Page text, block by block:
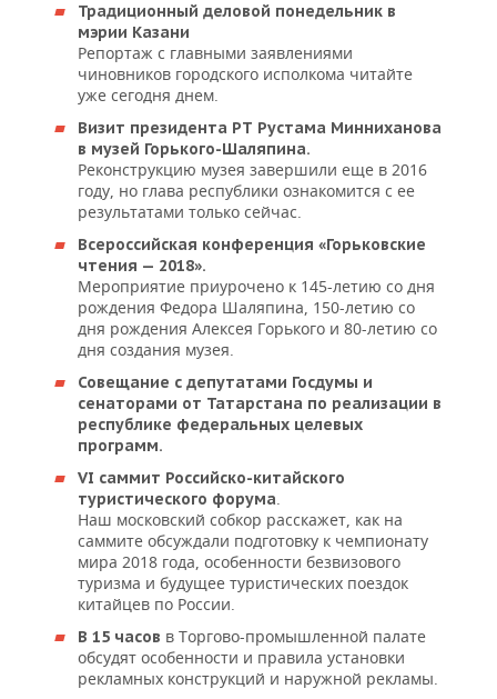
КОМУ ПРИНАДЛЕЖАТ
ТОРГОВЫЕ ЦЕНТРЫ
ТАТАРСТАНА
БЮДЖЕТ
ИНВЕСТИЦИИ
МАШИНОСТРОЕНИЕ
НЕФТЕХИМИЯ
НЕФТЬ
ЭНЕРГЕТИКА
НОВОСТИ АВТО
БИЗНЕС
НОВОСТИ БИЗНЕСА
РОЗНИЧНАЯ ТОРГОВЛЯ
ТРАНСПОРТ
УСЛУГИ
ТЕХНОЛОГИИ
НОВОСТИ ТЕХНОЛОГИЙ
МЕДИА
ТЕЛЕКОММУНИКАЦИИ
МЕРОПРИЯТИЯ
НОВОСТИ МЕРОПРИЯТИЙ
ВЫЕЗДНАЯ РЕДАКЦИЯ
БИЗНЕС-БРАНЧИ
ONLINE-КОНФЕРЕНЦИИ
ОТКРЫТАЯ ЛЕКЦИЯ
СПОРТ
НОВОСТИ СПОРТА
ФУТБОЛ
ХОККЕЙ
БАСКЕТБОЛ
ВОЛЕЙБОЛ
КИБЕРСПОРТ
ФИГУРНОЕ КАТАНИЕ
ВОДНЫЕ ВИДЫ СПОРТА
ХОККЕЙ С МЯЧОМ
ОБЩЕСТВО
НОВОСТИ ОБЩЕСТВА
ВЛАСТЬ
ИНФРАСТРУКТУРА
ИСТОРИЯ
КУЛЬТУРА
МЕДИЦИНА
ОБРАЗОВАНИЕ
ПРОИСШЕСТВИЯ
ФОТОГАЛЕРЕЯ
СЮЖЕТЫ
СПРАВОЧНИК
СПИСОК ПЕРСОН
СПИСОК КОМПАНИЙ
ПОЛНАЯ ВЕРСИЯ
Традиционный деловой понедельник в
мэрии Казани
Репортаж с главными заявлениями
чиновников городского исполкома читайте
уже сегодня днем.
Визит президента РТ Рустама Минниханова
в музей Горького-Шаляпина.
Реконструкцию музея завершили еще в 2016
году, но глава республики ознакомится с ее
результатами только сейчас.
Всероссийская конференция «Горьковские
чтения — 2018».
Мероприятие приурочено к 145-летию со дня
рождения Федора Шаляпина, 150-летию со
дня рождения Алексея Горького и 80-летию со
дня создания музея.
Совещание с депутатами Госдумы и
сенаторами от Татарстана по реализации в
республике федеральных целевых
программ.
VI саммит Российско-китайского
туристического форума.
Наш московский собкор расскажет, как на
саммите обсуждали подготовку к чемпионату
мира 2018 года, особенности безвизового
туризма и будущее туристических поездок
китайцев по России.
В 15 часов в Торгово-промышленной палате
обсудят особенности и правила установки
рекламных конструкций и наружной рекламы.